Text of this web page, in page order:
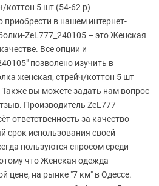
коттон 5 шт (54-62 р)
приобрести в нашем интернет-
ZeL777_240105 – это Женская
Все опции и
позволено изучить в
женская, стрейч/коттон 5 шт
Также вы можете задать нам вопрос
Производитель ZeL777
ответственность за качество
срок использования своей
пользуются спросом среди
что Женская одежда
цене, на рынке "7 км" в Одессе.